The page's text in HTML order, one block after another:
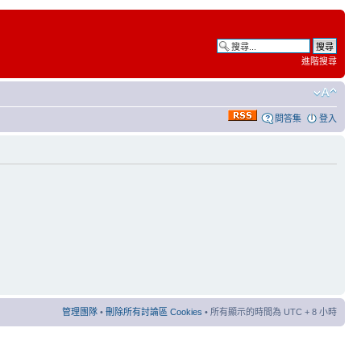
進階搜尋
問答集 登入
管理團隊 • 刪除所有討論區 Cookies • 所有顯示的時間為 UTC + 8 小時